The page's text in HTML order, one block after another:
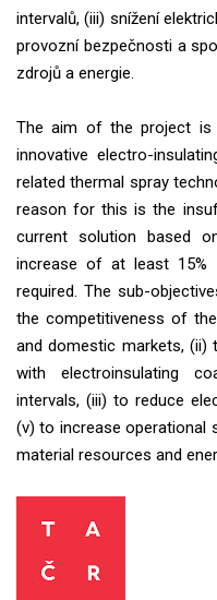
intervalů, (iii) snížení
provozní bezpečnosti a
zdrojů a energie.
The aim of the project is
innovative electro-
related thermal spray
reason for this is the
current solution based
increase of at least
required. The sub-
the competitiveness of
and domestic markets,
with electroinsulating
intervals, (iii) to reduce
(v) to increase operational
material resources and